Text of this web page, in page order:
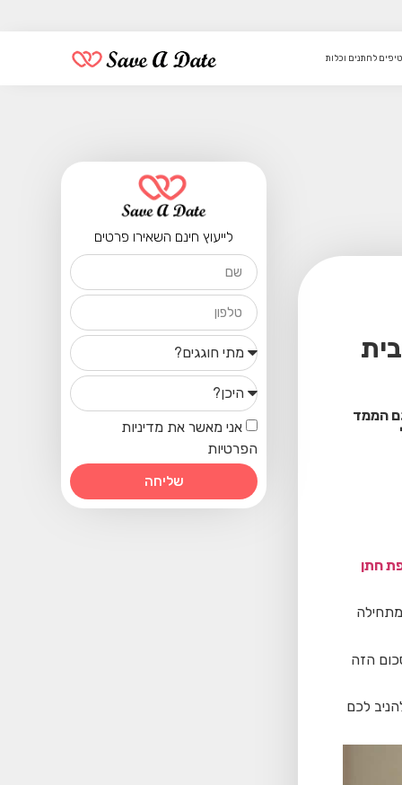
טיפים לחתנים וכלות
הממד
חתן
הזה
לכם
לייעוץ חינם השאירו פרטים
אני מאשר את מדיניות
הפרטיות
שליחה